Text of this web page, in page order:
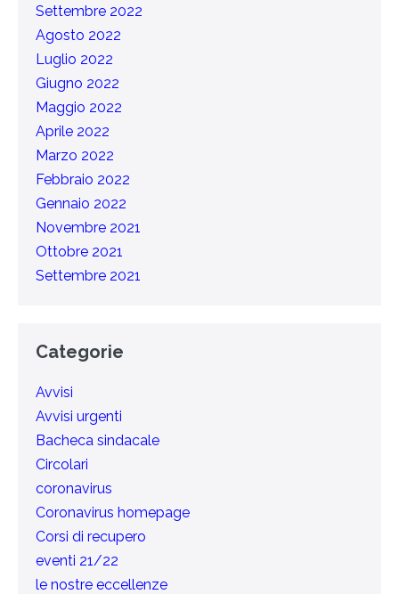
Settembre 2022
Agosto 2022
Luglio 2022
Giugno 2022
Maggio 2022
Aprile 2022
Marzo 2022
Febbraio 2022
Gennaio 2022
Novembre 2021
Ottobre 2021
Settembre 2021
Categorie
Avvisi
Avvisi urgenti
Bacheca sindacale
Circolari
coronavirus
Coronavirus homepage
Corsi di recupero
eventi 21/22
le nostre eccellenze